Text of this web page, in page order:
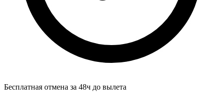
Бесплатная отмена за 48ч до вылета